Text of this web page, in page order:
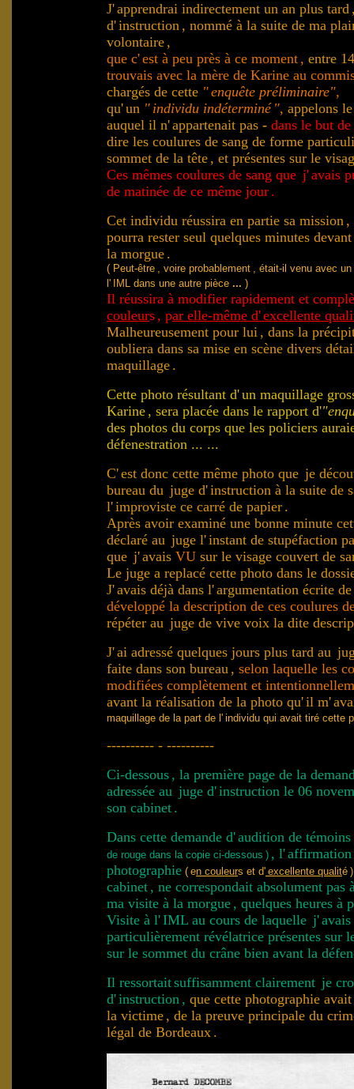
J'apprendrai indirectement un an plus tard
d'instruction , nommé à la suite de ma
volontaire ,
que c'est à peu près à ce moment , entre
trouvais avec la mère de Karine au
chargés de cette "enquête préliminaire",
qu'un " individu indéterminé ", appelons
auquel il n'appartenait pas - dans le but
dire les coulures de sang de forme
sommet de la tête , et présentes sur le
Ces mêmes coulures de sang que j'avais
de matinée de ce même jour .
Cet individu réussira en partie sa mission ,
pourra rester seul quelques minutes
la morgue .
( Peut-être , voire probablement , était-il venu avec
l' IML dans une autre pièce ... )
Il réussira à modifier rapidement et
couleurs , par elle-même d'excellente
Malheureusement pour lui , dans la
oubliera dans sa mise en scène divers
maquillage .
Cette photo résultant d'un maquillage
Karine , sera placée dans le rapport d'
des photos du corps que les policiers
défenestration ... ...
C'est donc cette même photo que je
bureau du juge d'instruction à la suite de
l'improviste ce carré de papier .
Après avoir examiné une bonne minute
déclaré au juge l'instant de stupéfaction
que j'avais VU sur le visage couvert de
Le juge a replacé cette photo dans le
J'avais déjà dans l'argumentation écrite
développé la description de ces coulures
répéter au juge de vive voix la dite
J'ai adressé quelques jours plus tard au
faite dans son bureau , selon laquelle les
modifiées complètement et
avant la réalisation de la photo qu'il m'
maquillage de la part de l' individu qui .avait tiré cette
---------- - ----------
Ci-dessous , la première page de la
adressée au juge d'instruction le 06
son cabinet .
Dans cette demande d'audition de témoins
de rouge dans la copie ci-dessous ) , l'
photographie ( en couleurs et d' excellente qualité )
cabinet , ne correspondait absolument pas
ma visite à la morgue , quelques heures à
Visite à l'IML au cours de laquelle j'
particulièrement révélatrice présentes sur
sur le sommet du crâne bien avant la
Il ressortaitsuffisamment clairement je
d'instruction , que cette photographie
la victime , de la preuve principale du
légal de Bordeaux .